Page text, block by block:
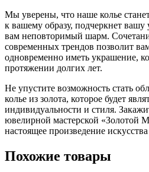
Мы уверены, что наше колье
к вашему образу, подчеркнет вашу
вам неповторимый шарм.
современных трендов позволит
одновременно иметь украшение,
протяжении долгих лет.
Не упустите возможность стать
колье из золота, которое будет
индивидуальности и стиля.
ювелирной мастерской «Золотой
настоящее произведение
Похожие товары